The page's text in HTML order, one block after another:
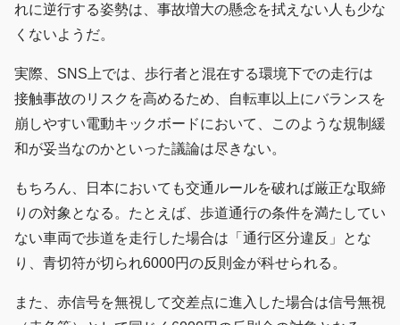
れに逆行する姿勢は、事故増大の懸念を拭えない人も少な
くないようだ。
実際、SNS上では、歩行者と混在する環境下での走行は
接触事故のリスクを高めるため、自転車以上にバランスを
崩しやすい電動キックボードにおいて、このような規制緩
和が妥当なのかといった議論は尽きない。
もちろん、日本においても交通ルールを破れば厳正な取締
りの対象となる。たとえば、歩道通行の条件を満たしてい
ない車両で歩道を走行した場合は「通行区分違反」とな
り、青切符が切られ6000円の反則金が科せられる。
また、赤信号を無視して交差点に進入した場合は信号無視